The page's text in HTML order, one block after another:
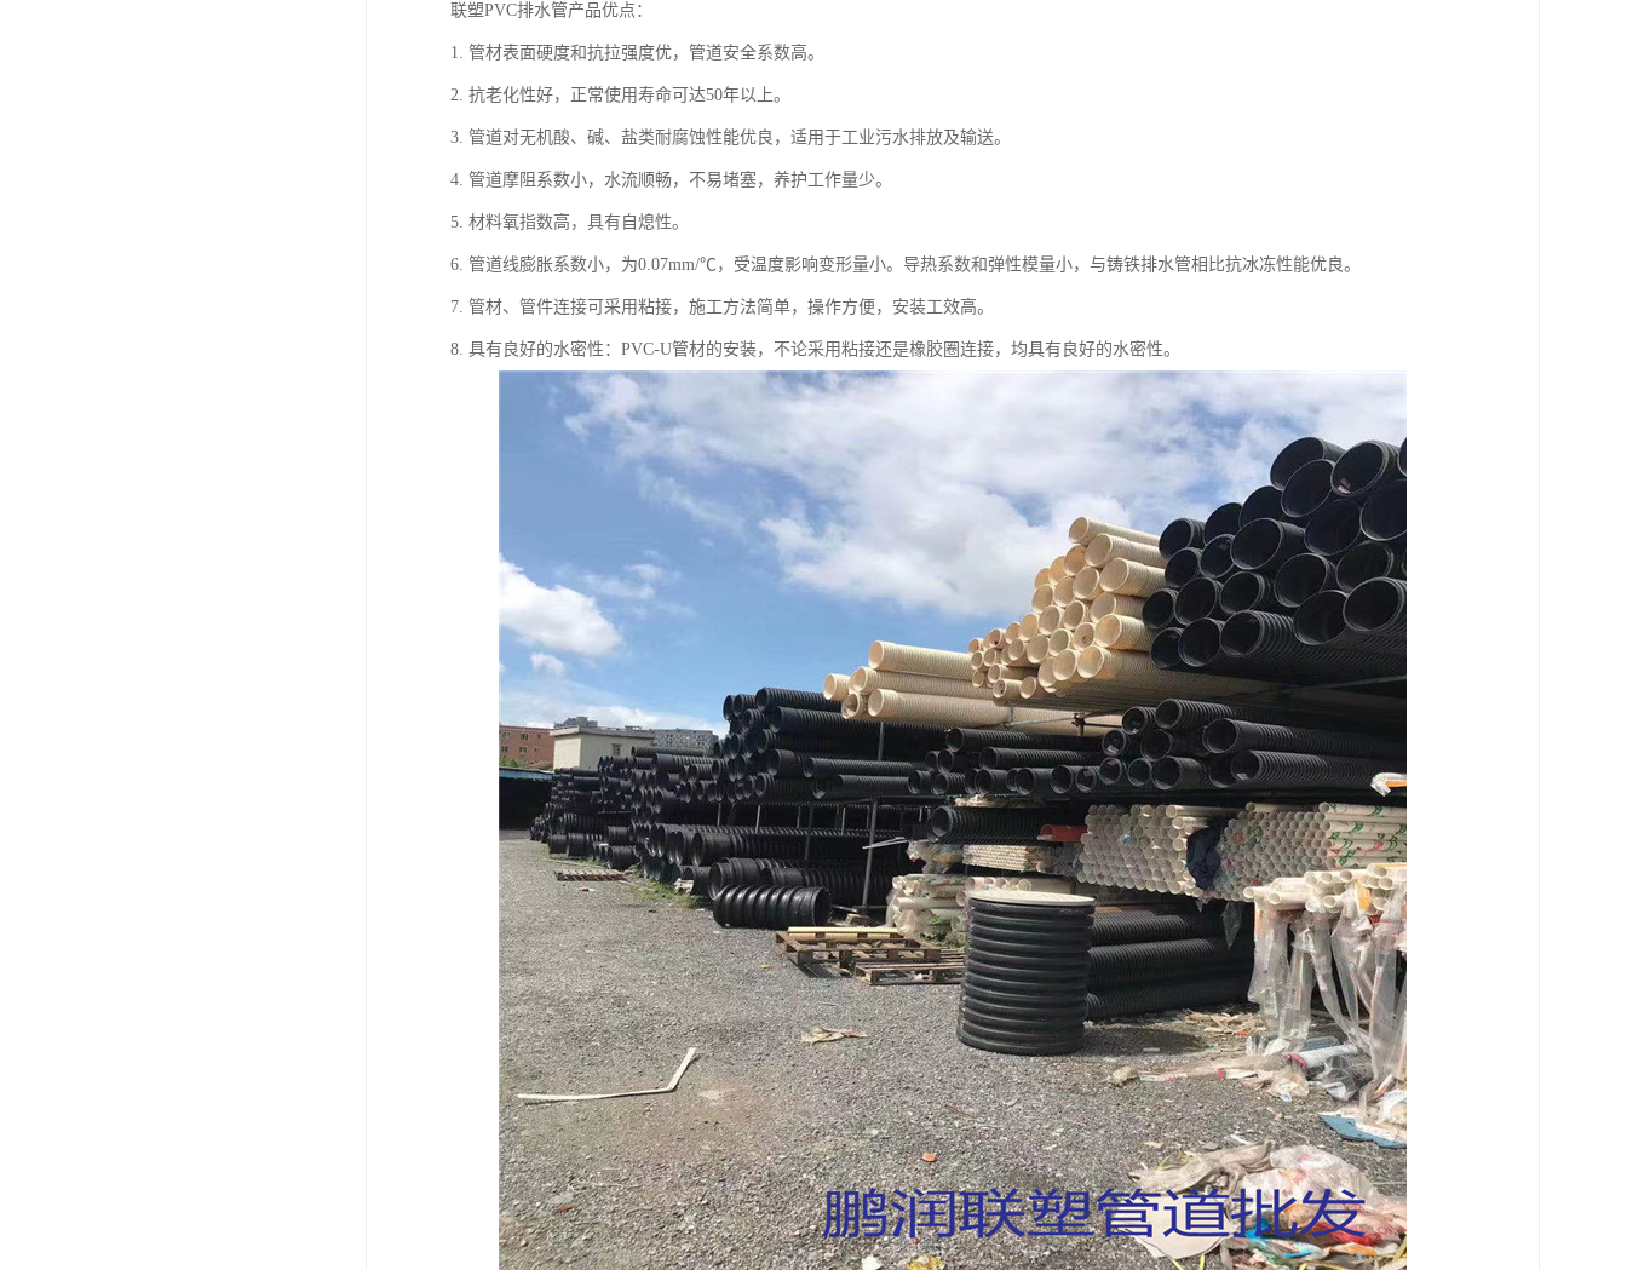
联塑PVC排水管产品优点：
1. 管材表面硬度和抗拉强度优，管道安全系数高。
2. 抗老化性好，正常使用寿命可达50年以上。
3. 管道对无机酸、碱、盐类耐腐蚀性能优良，适用于工业污水排放及输送。
4. 管道摩阻系数小，水流顺畅，不易堵塞，养护工作量少。
5. 材料氧指数高，具有自熄性。
6. 管道线膨胀系数小，为0.07mm/℃，受温度影响变形量小。导热系数和弹性模量小，与铸铁排水管相比抗冰冻性能优良。
7. 管材、管件连接可采用粘接，施工方法简单，操作方便，安装工效高。
8. 具有良好的水密性：PVC-U管材的安装，不论采用粘接还是橡胶圈连接，均具有良好的水密性。